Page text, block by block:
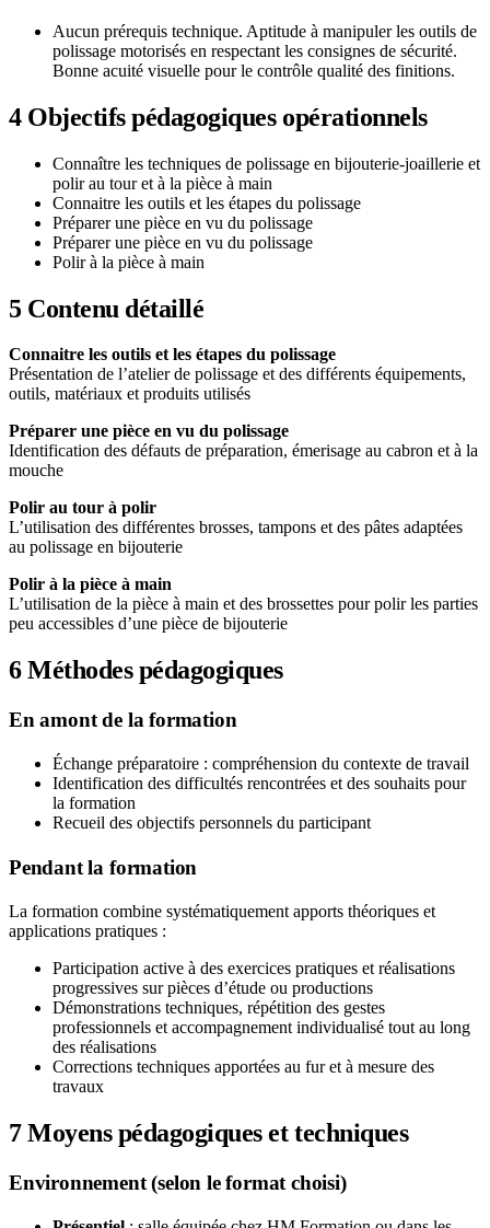
Aucun prérequis technique. Aptitude à manipuler les outils de
polissage motorisés en respectant les consignes de sécurité.
Bonne acuité visuelle pour le contrôle qualité des finitions.
4Objectifs pédagogiques opérationnels
Connaître les techniques de polissage en bijouterie-joaillerie et
polir au tour et à la pièce à main
Connaitre les outils et les étapes du polissage
Préparer une pièce en vu du polissage
Préparer une pièce en vu du polissage
Polir à la pièce à main
5Contenu détaillé
Connaitre les outils et les étapes du polissage
Présentation de l’atelier de polissage et des différents équipements,
outils, matériaux et produits utilisés
Préparer une pièce en vu du polissage
Identification des défauts de préparation, émerisage au cabron et à la
mouche
Polir au tour à polir
L’utilisation des différentes brosses, tampons et des pâtes adaptées
au polissage en bijouterie
Polir à la pièce à main
L’utilisation de la pièce à main et des brossettes pour polir les parties
peu accessibles d’une pièce de bijouterie
6Méthodes pédagogiques
En amont de la formation
Échange préparatoire : compréhension du contexte de travail
Identification des difficultés rencontrées et des souhaits pour
la formation
Recueil des objectifs personnels du participant
Pendant la formation
La formation combine systématiquement apports théoriques et
applications pratiques :
Participation active à des exercices pratiques et réalisations
progressives sur pièces d’étude ou productions
Démonstrations techniques, répétition des gestes
professionnels et accompagnement individualisé tout au long
des réalisations
Corrections techniques apportées au fur et à mesure des
travaux
7Moyens pédagogiques et techniques
Environnement (selon le format choisi)